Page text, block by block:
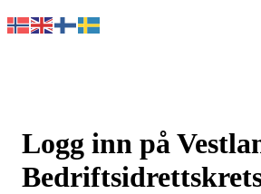
Logg inn på